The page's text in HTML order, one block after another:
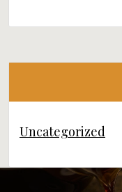
Uncategorized